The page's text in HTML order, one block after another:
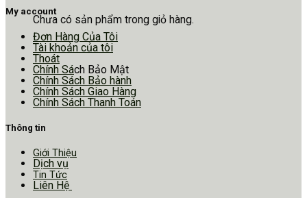
Chưa có sản phẩm trong giỏ hàng.
My account
Đơn Hàng Của Tôi
Tài khoản của tôi
Thoát
Chính Sách Bảo Mật
Chính Sách Bảo hành
Chính Sách Giao Hàng
Chính Sách Thanh Toán
Thông tin
Giới Thiệu
Dịch vụ
Tin Tức
Liên Hệ